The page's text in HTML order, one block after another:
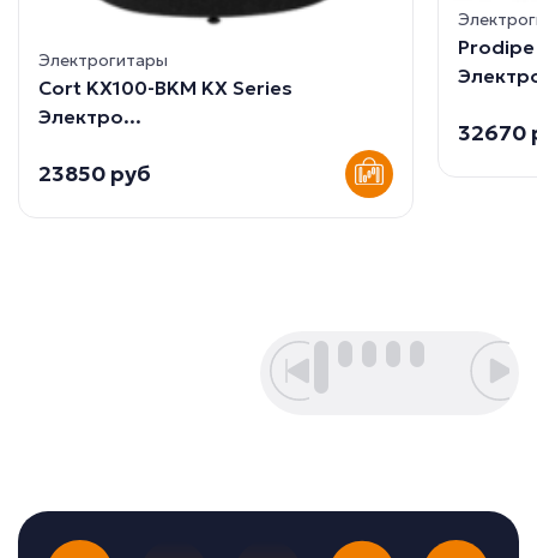
Электрогитары
Cort KX100-BKM KX Series
Электро...
23850 руб
Prodipe
32670